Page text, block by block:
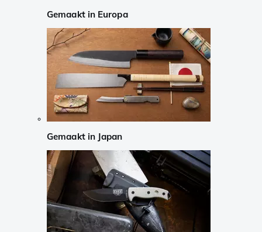
Gemaakt in Europa
Gemaakt in Japan